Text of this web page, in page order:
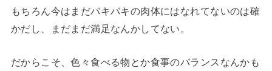
もちろん今はまだバキバキの肉体にはなれてないのは確
かだし、まだまだ満足なんかしてない。
だからこそ、色々食べる物とか食事のバランスなんかも